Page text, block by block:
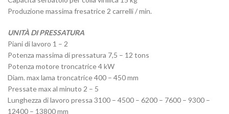
Produzione massima fresatrice 2 carrelli / min.
UNITÀ DI PRESSATURA
Piani di lavoro 1 – 2
Potenza massima di pressatura 7,5 – 12 tons
Potenza motore troncatrice 4 kW
Diam. max lama troncatrice 400 – 450 mm
Pressate max al minuto 2 – 5
Lunghezza di lavoro pressa 3100 – 4500 – 6200 – 7600 – 9300 –
12400 – 13800 mm